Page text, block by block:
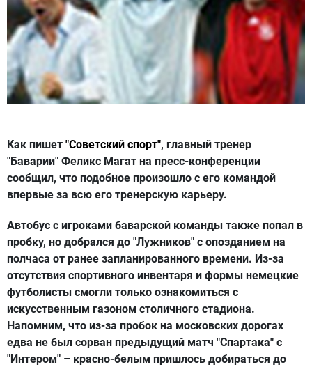
Как пишет "Советский спорт", главный тренер
"Баварии" Феликс Магат на пресс-конференции
сообщил, что подобное произошло с его командой
впервые за всю его тренерскую карьеру.
Автобус с игроками баварской команды также попал в
пробку, но добрался до "Лужников" с опозданием на
полчаса от ранее запланированного времени. Из-за
отсутствия спортивного инвентаря и формы немецкие
футболисты смогли только ознакомиться с
искусственным газоном столичного стадиона.
Напомним, что из-за пробок на московских дорогах
едва не был сорван предыдущий матч "Спартака" с
"Интером" – красно-белым пришлось добираться до